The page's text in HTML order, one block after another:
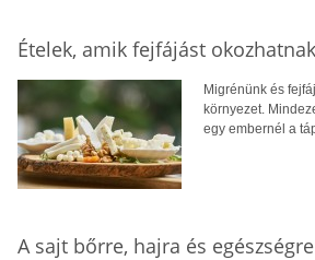
Ételek, amik fejfájást okozhatnak
Migrénünk és
környezet.
egy embernél a
A sajt bőrre, hajra és